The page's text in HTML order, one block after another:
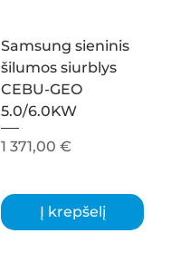
Samsung sieninis
šilumos siurblys
CEBU-GEO
5.0/6.0KW
Kaina
1 371,00 €
Į krepšelį